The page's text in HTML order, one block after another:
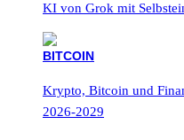
KI von Grok mit
Krypto, Bitcoin und
2026-2029